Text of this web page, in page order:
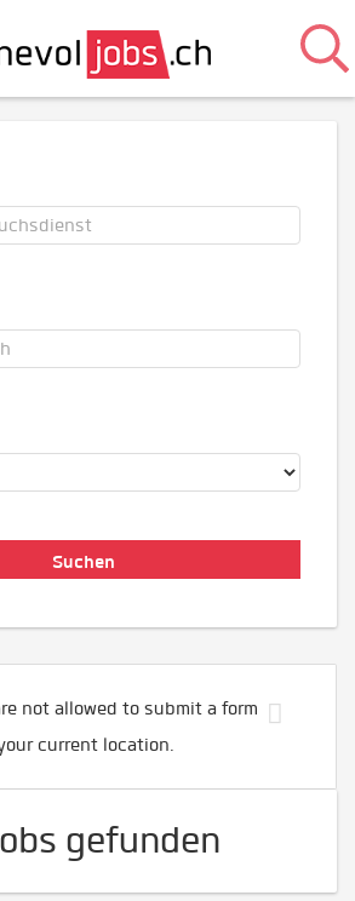
not allowed to submit a form
current location.
gefunden